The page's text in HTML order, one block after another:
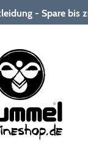
- Spare bis